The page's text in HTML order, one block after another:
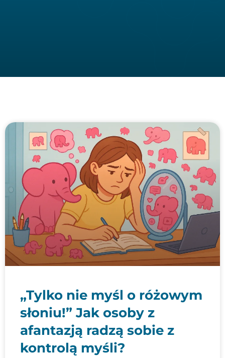
„Tylko nie myśl o różowym
słoniu!” Jak osoby z
afantazją radzą sobie z
kontrolą myśli?